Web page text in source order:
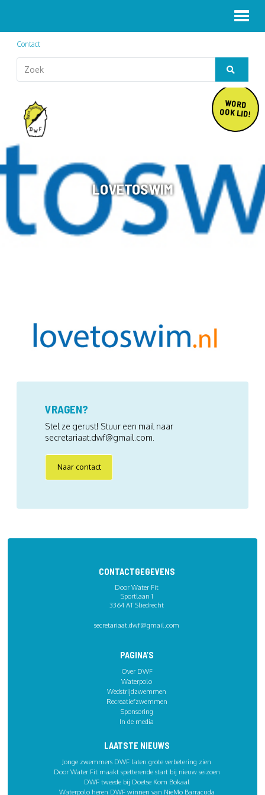
Contact
WORD
OOK LID!
LOVETOSWIM
VRAGEN?
Stel ze gerust! Stuur een mail naar
secretariaat.dwf@gmail.com.
Naar contact
CONTACTGEGEVENS
Door Water Fit
Sportlaan 1
3364 AT Sliedrecht
secretariaat.dwf@gmail.com
PAGINA’S
Over DWF
Waterpolo
Wedstrijdzwemmen
Recreatiefzwemmen
Sponsoring
In de media
LAATSTE NIEUWS
Jonge zwemmers DWF laten grote verbetering zien
Door Water Fit maakt spetterende start bij nieuw seizoen
DWF tweede bij Doetse Kom Bokaal
Waterpolo heren DWF winnen van NieMo Barracuda